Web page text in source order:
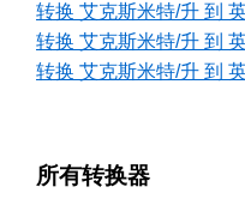
转换 艾克斯米特/升 到
转换 艾克斯米特/升 到
转换 艾克斯米特/升 到
所有转换器